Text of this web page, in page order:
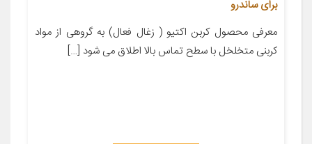
برای ساندرو
معرفی محصول کربن اکتیو ( زغال فعال) به گروهی از مواد
کربنی متخلخل با سطح تماس بالا اطلاق می شود […]